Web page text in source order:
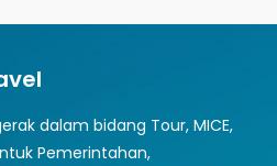
dalam bidang Tour, MICE,
Pemerintahan,